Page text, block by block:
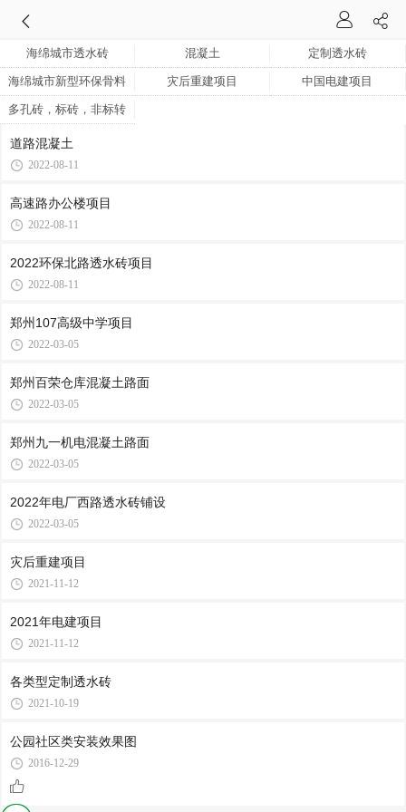
海绵城市透水砖 混凝土 定制透水砖
海绵城市新型环保骨料 灾后重建项目 中国电建项目
多孔砖，标砖，非标转
道路混凝土
2022-08-11
高速路办公楼项目
2022-08-11
2022环保北路透水砖项目
2022-08-11
郑州107高级中学项目
2022-03-05
郑州百荣仓库混凝土路面
2022-03-05
郑州九一机电混凝土路面
2022-03-05
2022年电厂西路透水砖铺设
2022-03-05
灾后重建项目
2021-11-12
2021年电建项目
2021-11-12
各类型定制透水砖
2021-10-19
公园社区类安装效果图
2016-12-29